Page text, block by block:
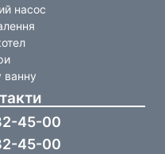
насос
ванну
45-00
45-00